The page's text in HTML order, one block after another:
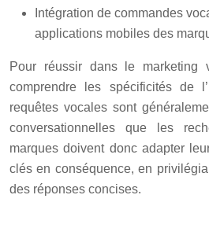
Intégration de commandes
applications mobiles des
Pour réussir dans le
comprendre les spécificités de
requêtes vocales sont
conversationnelles que les
marques doivent donc adapter
clés en conséquence, en
des réponses concises.